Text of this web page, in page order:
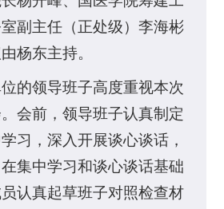
副主任（正处级）李海彬
杨东主持。
的领导班子高度重视本次
会前，领导班子认真制定
习，深入开展谈心谈话，
集中学习和谈心谈话基础
员认真起草班子对照检查材